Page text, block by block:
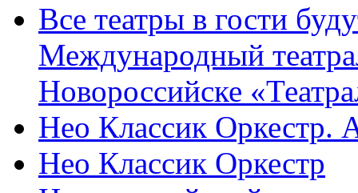
Все театры в гости
Международный
Новороссийске
Нео Классик Оркестр.
Нео Классик Оркестр